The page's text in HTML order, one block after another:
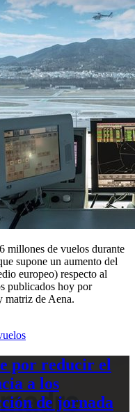
millones de vuelos durante
supone un aumento del
europeo) respecto al
publicados hoy por
matriz de Aena.
por reducir el
a los
de jornada